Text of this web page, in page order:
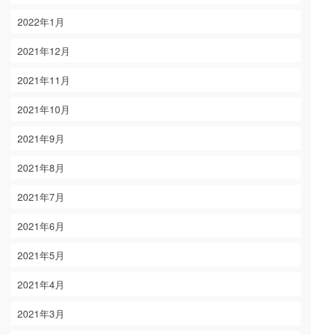
2022年1月
2021年12月
2021年11月
2021年10月
2021年9月
2021年8月
2021年7月
2021年6月
2021年5月
2021年4月
2021年3月